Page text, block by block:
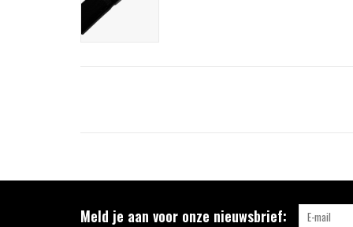
Meld je aan voor onze nieuwsbrief: